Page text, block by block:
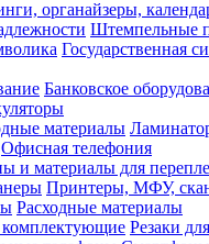
Штемпельные
Государственная
Банковское
Офисная телефония
Принтеры, МФУ,
Расходные материалы
Резаки